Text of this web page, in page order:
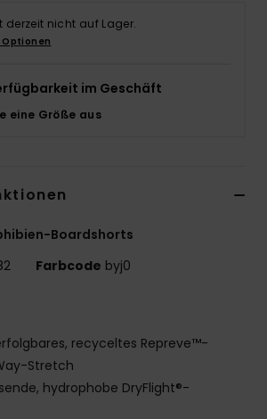
derzeit nicht auf Lager.
Optionen
im Geschäft
eine Größe aus
Boardshorts
Farbcode byj0
recyceltes Repreve™-
Stretch
hydrophobe DryFlight®-